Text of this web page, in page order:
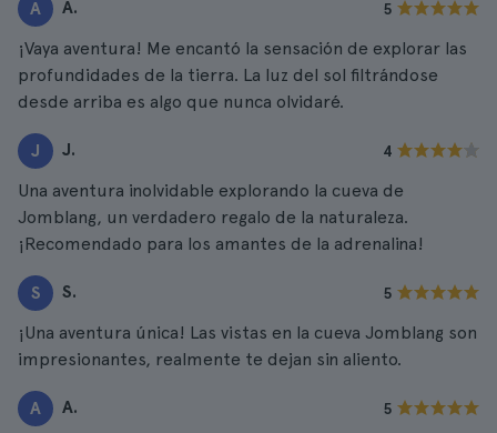
A A. 5
¡Vaya aventura! Me encantó la sensación de explorar las
profundidades de la tierra. La luz del sol filtrándose
desde arriba es algo que nunca olvidaré.
J J. 4
Una aventura inolvidable explorando la cueva de
Jomblang, un verdadero regalo de la naturaleza.
¡Recomendado para los amantes de la adrenalina!
S S. 5
¡Una aventura única! Las vistas en la cueva Jomblang son
impresionantes, realmente te dejan sin aliento.
A A. 5